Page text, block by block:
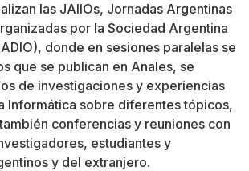
las JAIIOs, Jornadas Argentinas
por la Sociedad Argentina
donde en sesiones paralelas se
que se publican en Anales, se
de investigaciones y experiencias
Informática sobre diferentes tópicos,
conferencias y reuniones con
estudiantes y
y del extranjero.